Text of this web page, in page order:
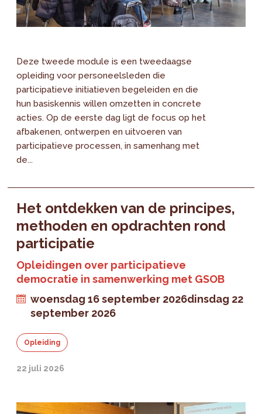
Deze tweede module is een tweedaagse
opleiding voor personeelsleden die
participatieve initiatieven begeleiden en die
hun basiskennis willen omzetten in concrete
acties. Op de eerste dag ligt de focus op het
afbakenen, ontwerpen en uitvoeren van
participatieve processen, in samenhang met
de...
Het ontdekken van de principes,
methoden en opdrachten rond
participatie
Opleidingen over participatieve
democratie in samenwerking met GSOB
woensdag 16 september 2026dinsdag 22
september 2026
Opleiding
22 juli 2026